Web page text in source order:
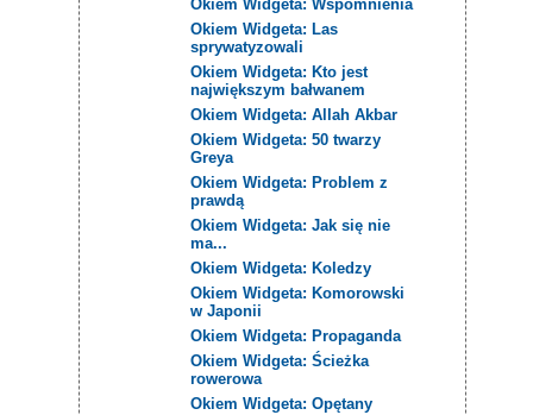
Okiem Widgeta: Wspomnienia
Okiem Widgeta: Las
sprywatyzowali
Okiem Widgeta: Kto jest
największym bałwanem
Okiem Widgeta: Allah Akbar
Okiem Widgeta: 50 twarzy
Greya
Okiem Widgeta: Problem z
prawdą
Okiem Widgeta: Jak się nie
ma...
Okiem Widgeta: Koledzy
Okiem Widgeta: Komorowski
w Japonii
Okiem Widgeta: Propaganda
Okiem Widgeta: Ścieżka
rowerowa
Okiem Widgeta: Opętany